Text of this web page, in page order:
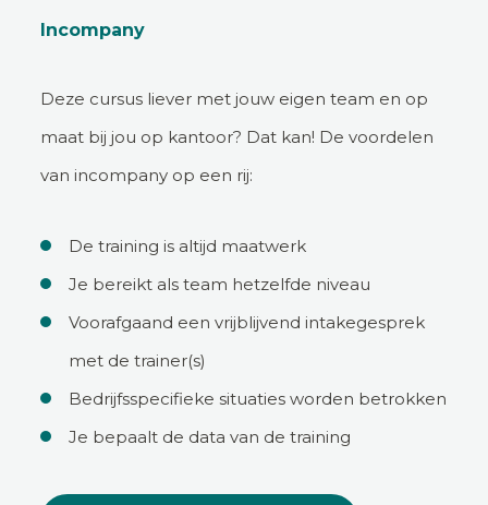
Incompany
Deze cursus liever met jouw eigen team en op
maat bij jou op kantoor? Dat kan! De voordelen
van incompany op een rij:
De training is altijd maatwerk
Je bereikt als team hetzelfde niveau
Voorafgaand een vrijblijvend intakegesprek
met de trainer(s)
Bedrijfsspecifieke situaties worden betrokken
Je bepaalt de data van de training